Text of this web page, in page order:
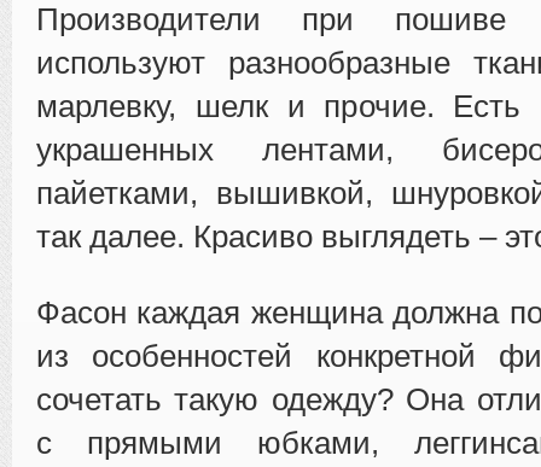
Производители при пошиве
используют разнообразные
марлевку, шелк и прочие. Есть
украшенных лентами,
пайетками, вышивкой,
так далее. Красиво выглядеть –
Фасон каждая женщина должна
из особенностей конкретной
сочетать такую одежду? Она
с прямыми юбками,